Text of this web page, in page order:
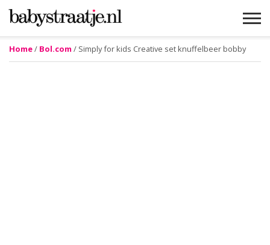
MAMAVLOGS
ZWANGER
BABY
LIFESTYLE
MUSTHAVES
CELEBS
ADVIES
WEBSHOPS
GRATIS
WIN
KORTINGEN
Home/ Bol.com / Simply for kids Creative set knuffelbeer bobby